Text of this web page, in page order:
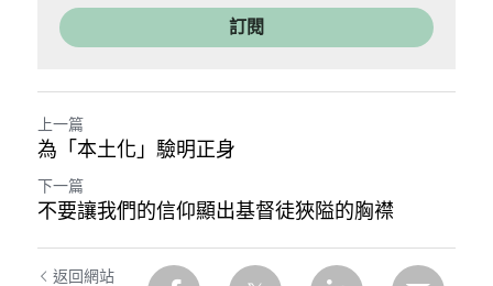
訂閱
上一篇
為「本土化」驗明正身
下一篇
不要讓我們的信仰顯出基督徒狹隘的胸襟
返回網站